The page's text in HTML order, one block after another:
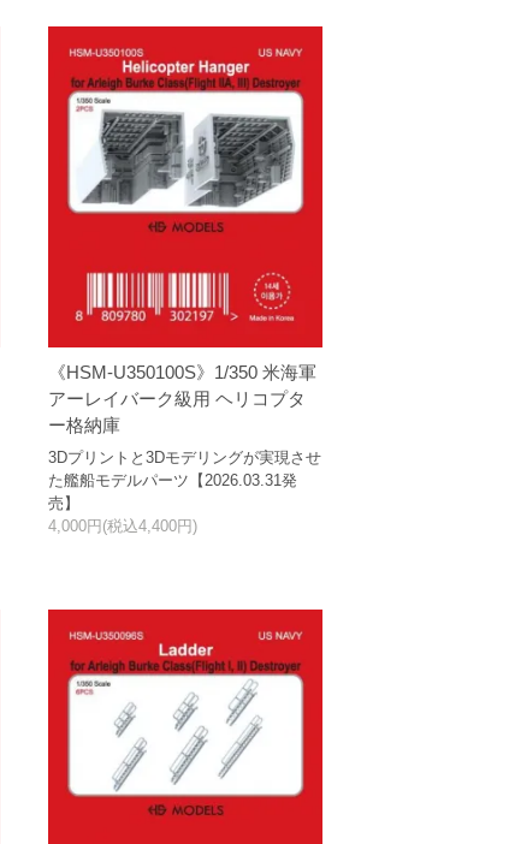
《HSM-U350100S》1/350 米海軍
アーレイバーク級用 ヘリコプタ
ー格納庫
3Dプリントと3Dモデリングが実現させ
た艦船モデルパーツ【2026.03.31発
売】
4,000円(税込4,400円)